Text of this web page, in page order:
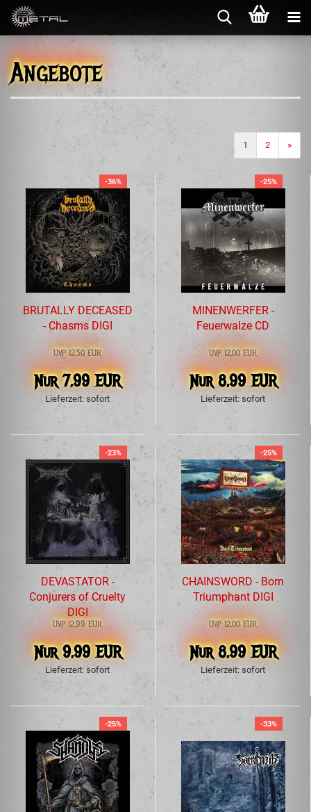
Angebote
1 2 »
-36%
BRUTALLY DECEASED
- Chasms DIGI
UVP 12,50 EUR
Nur 7,99 EUR
Lieferzeit: sofort
-25%
MINENWERFER -
Feuerwalze CD
UVP 12,00 EUR
Nur 8,99 EUR
Lieferzeit: sofort
-23%
DEVASTATOR -
Conjurers of Cruelty
DIGI
UVP 12,99 EUR
Nur 9,99 EUR
Lieferzeit: sofort
-25%
CHAINSWORD - Born
Triumphant DIGI
UVP 12,00 EUR
Nur 8,99 EUR
Lieferzeit: sofort
-25% -33%